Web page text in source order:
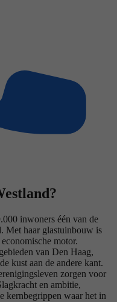
inwoners één van de
Met haar glastuinbouw is
motor.
van Den Haag,
kust aan de andere kant.
zorgen voor
en ambitie,
kernbegrippen waar het in